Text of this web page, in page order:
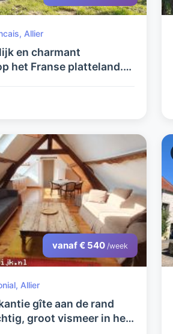
Allier
en charmant
het Franse platteland.
vanaf € 540 /week
Allier
gîte aan de rand
groot vismeer in het